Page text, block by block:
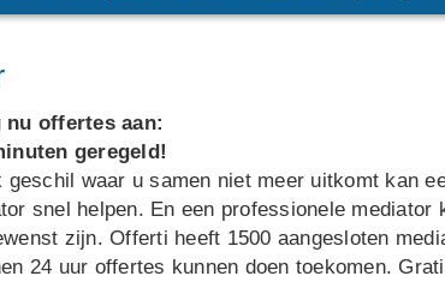
nu offertes aan:
geregeld!
geschil waar u samen niet meer uitkomt kan
snel helpen. En een professionele mediator
zijn. Offerti heeft 1500 aangesloten
24 uur offertes kunnen doen toekomen.